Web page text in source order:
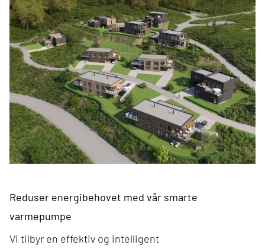
Reduser energibehovet med vår smarte
varmepumpe
Vi tilbyr en effektiv og intelligent